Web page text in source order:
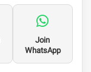
Join
WhatsApp